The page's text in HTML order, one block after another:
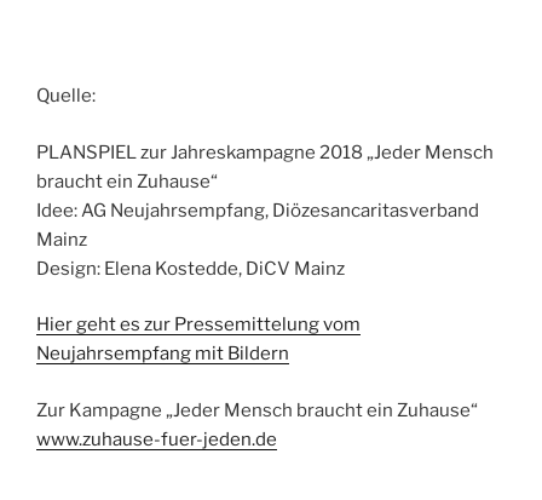
Quelle:
PLANSPIEL zur Jahreskampagne 2018 „Jeder Mensch
braucht ein Zuhause“
Idee: AG Neujahrsempfang, Diözesancaritasverband
Mainz
Design: Elena Kostedde, DiCV Mainz
Hier geht es zur Pressemittelung vom
Neujahrsempfang mit Bildern
Zur Kampagne „Jeder Mensch braucht ein Zuhause“
www.zuhause-fuer-jeden.de